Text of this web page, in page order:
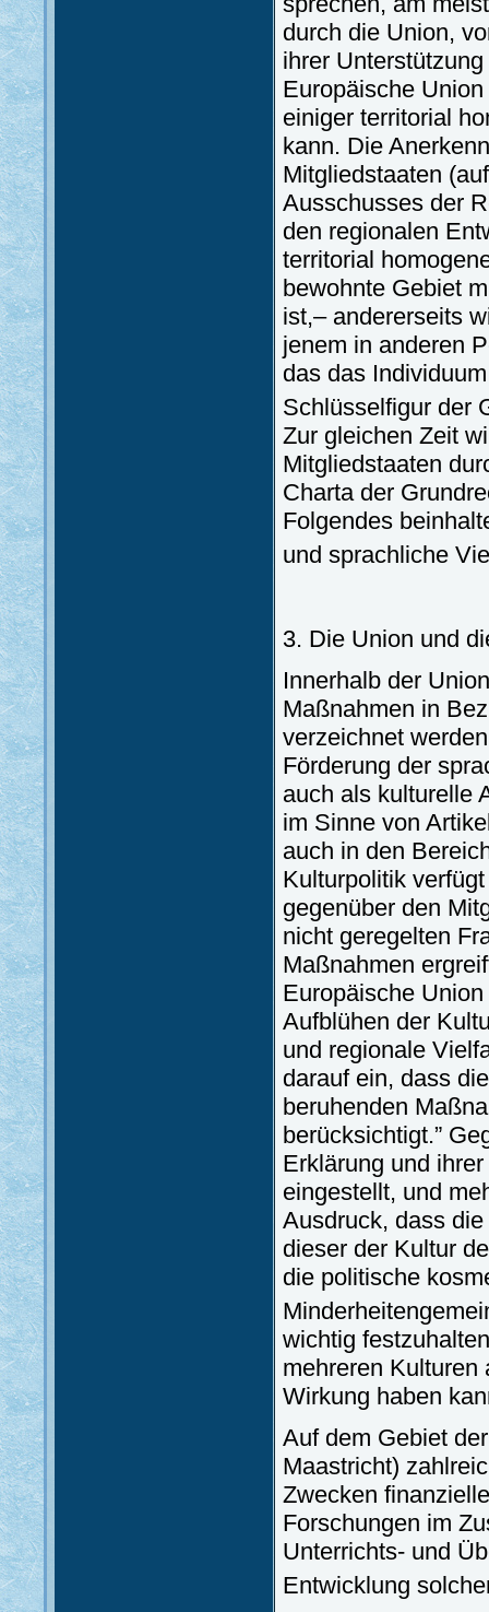
durch die Union,
ihrer
Europäische
einiger territorial
kann. Die
Mitgliedstaaten
Ausschusses der
den regionalen
territorial
bewohnte Gebiet
ist,– andererseits
jenem in anderen
das das
Schlüsselfigur der
Zur gleichen Zeit
Mitgliedstaaten
Charta der
Folgendes
und sprachliche
3. Die Union und
Innerhalb der
Maßnahmen in
verzeichnet
Förderung der
auch als kulturelle
im Sinne von
auch in den
Kulturpolitik
gegenüber den
nicht geregelten
Maßnahmen
Europäische
Aufblühen der
und regionale
darauf ein, dass
beruhenden
berücksichtigt.”
Erklärung und
eingestellt, und
Ausdruck, dass
dieser der Kultur
die politische
wichtig
mehreren Kulturen
Wirkung haben
Auf dem Gebiet
Maastricht)
Zwecken
Forschungen im
Unterrichts- und
Entwicklung